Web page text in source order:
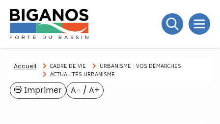
Accueil CADRE DE VIE
URBANISME : VOS DÉMARCHES
ACTUALITÉS URBANISME
A− / A+
Imprimer